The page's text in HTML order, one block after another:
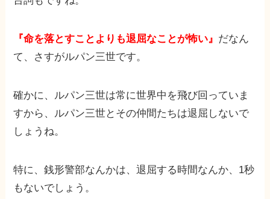
『命を落とすことよりも退屈なことが怖い』 だなん
て、さすがルパン三世です。
確かに、ルパン三世は常に世界中を飛び回っていま
すから、ルパン三世とその仲間たちは退屈しないで
しょうね。
特に、銭形警部なんかは、退屈する時間なんか、1秒
もないでしょう。